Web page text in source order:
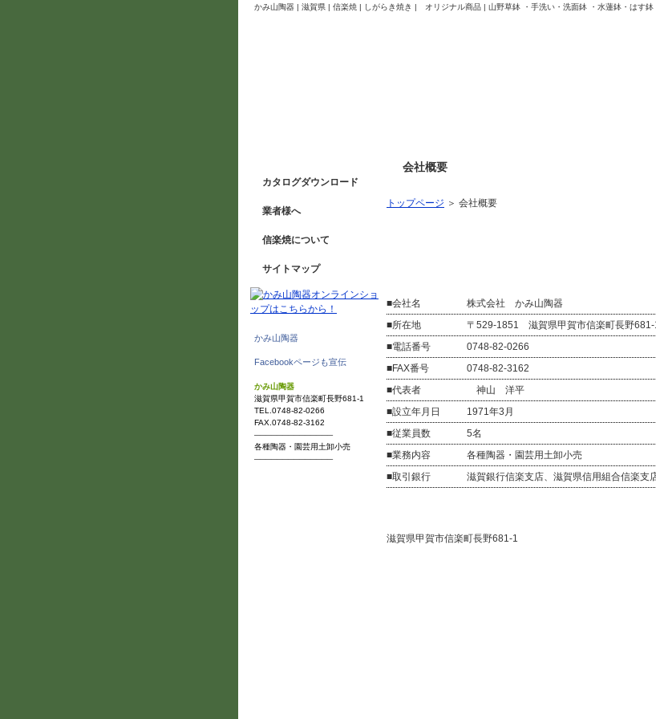
かみ山陶器 | 滋賀県 | 信楽焼 | しがらき焼き | オリジナル商品 | 山野草鉢 ・手洗い・洗面鉢 ・水蓮鉢・はす鉢
会社概要
トップページ ＞ 会社概要
■会社名
株式会社 かみ山陶器
■所在地
〒529-1851 滋賀県甲賀市信楽町長野681-
■電話番号
0748-82-0266
■FAX番号
0748-82-3162
■代表者
神山 洋平
■設立年月日
1971年3月
■従業員数
5名
■業務内容
各種陶器・園芸用土卸小売
■取引銀行
滋賀銀行信楽支店、滋賀県信用組合信楽支
滋賀県甲賀市信楽町長野681-1
カタログダウンロード
業者様へ
信楽焼について
サイトマップ
かみ山陶器
Facebookページも宣伝
かみ山陶器
滋賀県甲賀市信楽町長野681-1
TEL.0748-82-0266
FAX.0748-82-3162
──────────────
各種陶器・園芸用土卸小売
──────────────